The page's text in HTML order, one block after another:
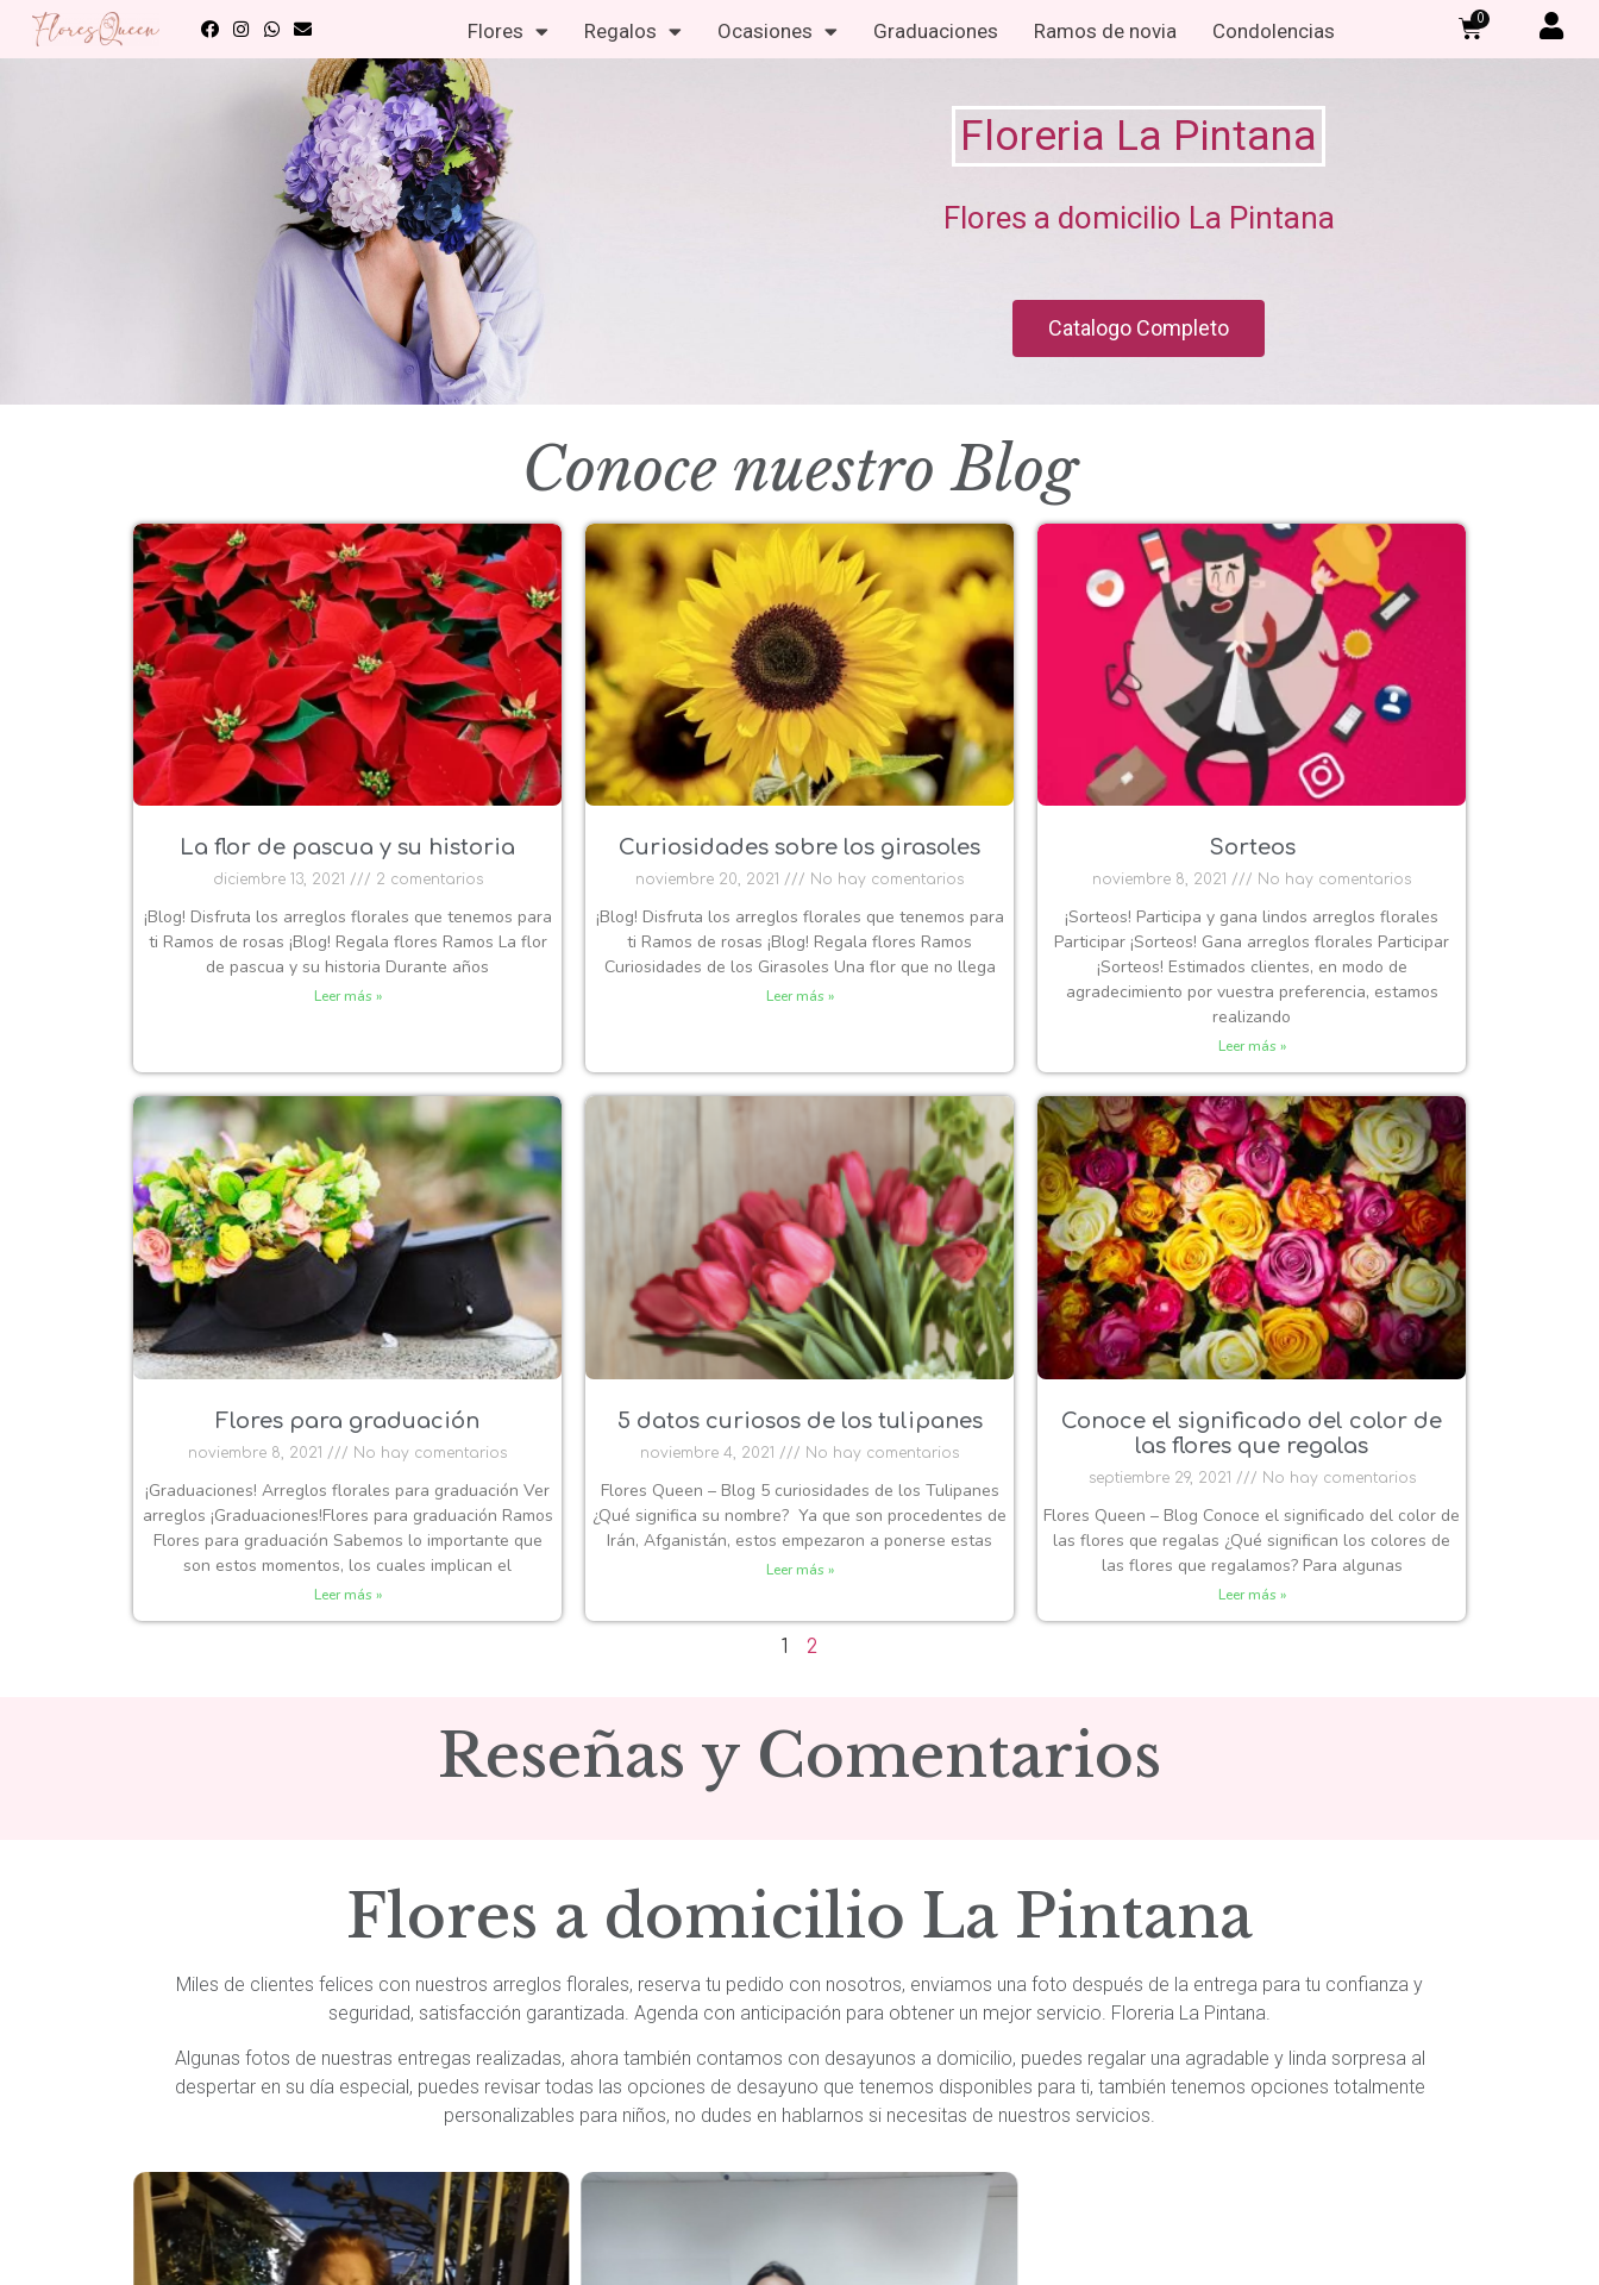
Flores Regalos Ocasiones Graduaciones Ramos de novia Condolencias
0
Floreria La Pintana
Flores a domicilio La Pintana
Catalogo Completo
Conoce nuestro Blog
La flor de pascua y su historia
diciembre 13, 2021 2 comentarios
¡Blog! Disfruta los arreglos florales que tenemos para
ti Ramos de rosas ¡Blog! Regala flores Ramos La flor
de pascua y su historia Durante años
Leer más »
Curiosidades sobre los girasoles
noviembre 20, 2021 No hay comentarios
¡Blog! Disfruta los arreglos florales que tenemos para
ti Ramos de rosas ¡Blog! Regala flores Ramos
Curiosidades de los Girasoles Una flor que no llega
Leer más »
Sorteos
noviembre 8, 2021 No hay comentarios
¡Sorteos! Participa y gana lindos arreglos florales
Participar ¡Sorteos! Gana arreglos florales Participar
¡Sorteos! Estimados clientes, en modo de
agradecimiento por vuestra preferencia, estamos
realizando
Leer más »
Flores para graduación
noviembre 8, 2021 No hay comentarios
¡Graduaciones! Arreglos florales para graduación Ver
arreglos ¡Graduaciones!Flores para graduación Ramos
Flores para graduación Sabemos lo importante que
son estos momentos, los cuales implican el
Leer más »
5 datos curiosos de los tulipanes
noviembre 4, 2021 No hay comentarios
Flores Queen – Blog 5 curiosidades de los Tulipanes
¿Qué significa su nombre? Ya que son procedentes de
Irán, Afganistán, estos empezaron a ponerse estas
Leer más »
Conoce el significado del color de
las flores que regalas
septiembre 29, 2021 No hay comentarios
Flores Queen – Blog Conoce el significado del color de
las flores que regalas ¿Qué significan los colores de
las flores que regalamos? Para algunas
Leer más »
1 2
Reseñas y Comentarios
Flores a domicilio La Pintana
Miles de clientes felices con nuestros arreglos florales, reserva tu pedido con nosotros, enviamos una foto después de la entrega para tu confianza y
seguridad, satisfacción garantizada. Agenda con anticipación para obtener un mejor servicio. Floreria La Pintana.
Algunas fotos de nuestras entregas realizadas, ahora también contamos con desayunos a domicilio, puedes regalar una agradable y linda sorpresa al
despertar en su día especial, puedes revisar todas las opciones de desayuno que tenemos disponibles para ti, también tenemos opciones totalmente
personalizables para niños, no dudes en hablarnos si necesitas de nuestros servicios.